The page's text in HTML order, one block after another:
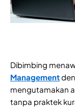
Dibimbing
Management
mengutamakan
tanpa praktek